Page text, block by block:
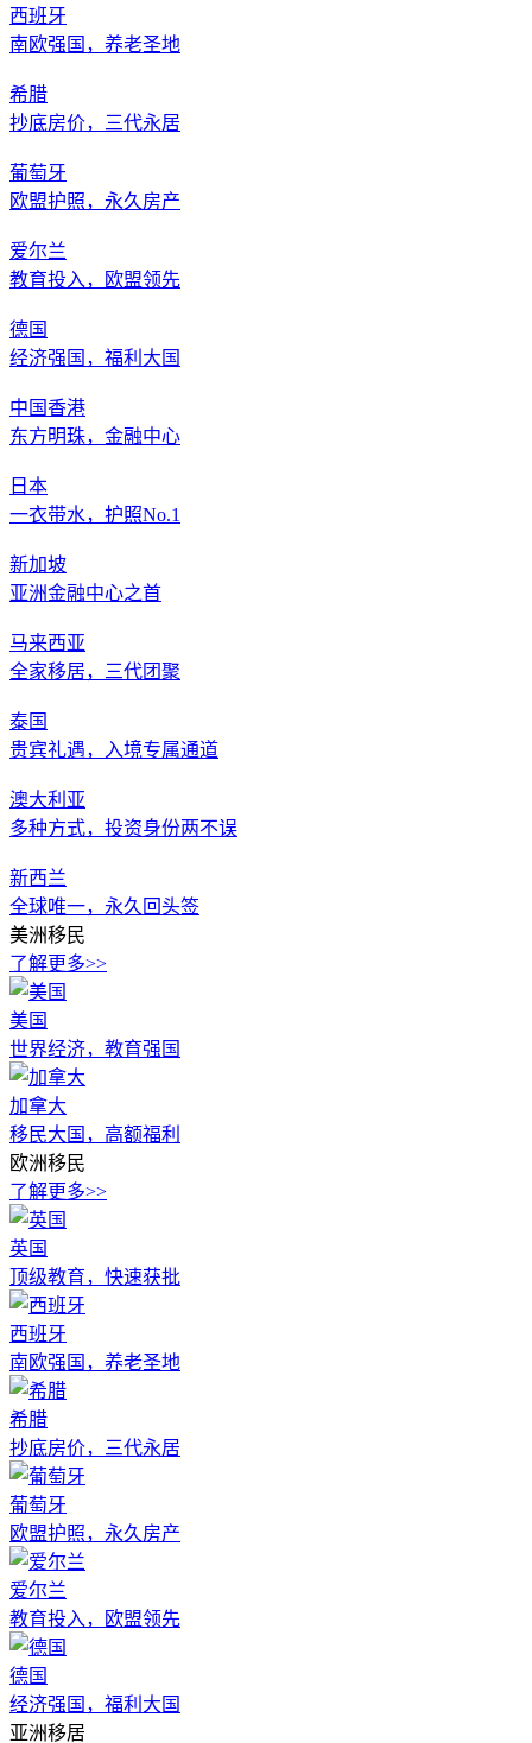
西班牙
南欧强国，养老圣地
希腊
抄底房价，三代永居
葡萄牙
欧盟护照，永久房产
爱尔兰
教育投入，欧盟领先
德国
经济强国，福利大国
中国香港
东方明珠，金融中心
日本
一衣带水，护照No.1
新加坡
亚洲金融中心之首
马来西亚
全家移居，三代团聚
泰国
贵宾礼遇，入境专属通道
澳大利亚
多种方式，投资身份两不误
新西兰
全球唯一，永久回头签
美洲移民
了解更多>>
美国
世界经济，教育强国
加拿大
移民大国，高额福利
欧洲移民
了解更多>>
英国
顶级教育，快速获批
西班牙
南欧强国，养老圣地
希腊
抄底房价，三代永居
葡萄牙
欧盟护照，永久房产
爱尔兰
教育投入，欧盟领先
德国
经济强国，福利大国
亚洲移居